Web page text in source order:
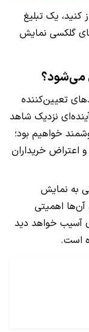
یک تبلیغ
گلکسی نمایش
می‌شود؟
تعیین‌کننده
نزدیک شاهد
خواهیم بود؛
اعتراض خریداران
به نمایش
آن‌ها اهمیتی
آسیب خواهد دید
است.